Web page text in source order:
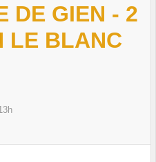
DE GIEN - 2
LE BLANC